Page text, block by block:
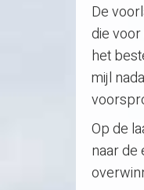
De
die
het
mijl
Op de
naar de